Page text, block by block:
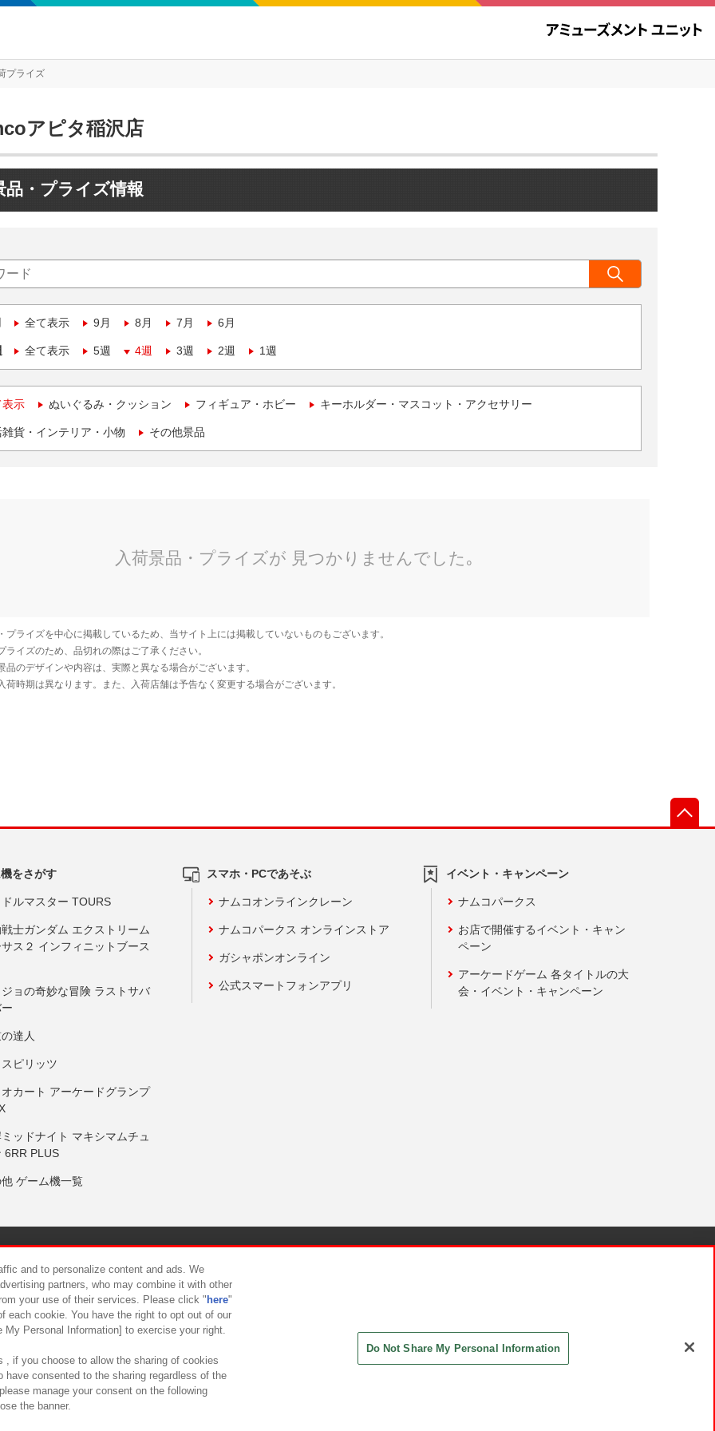
プライズ
アピタ稲沢店
品・プライズ情報
全て表示 9月 8月 7月 6月
全て表示 5週 4週 3週 2週 1週
表示 ぬいぐるみ・クッション フィギュア・ホビー キーホルダー・マスコット・アクセサリー
貨・インテリア・小物 その他景品
をさがす
ルマスター TOURS
士ガンダム エクストリーム
ス２ インフィニットブース
ョの奇妙な冒険 ラストサバ
達人
ピリッツ
カート アーケードグランプ
ッドナイト マキシマムチュ
6RR PLUS
ゲーム機一覧
スマホ・PCであそぶ
ナムコオンラインクレーン
ナムコパークス オンラインストア
ガシャポンオンライン
公式スマートフォンアプリ
イベント・キャンペーン
ナムコパークス
お店で開催するイベント・キャン
ペーン
アーケードゲーム 各タイトルの大
会・イベント・キャンペーン
について カスタマーハラスメント対応方針
and to personalize content and ads. We
partners, who may combine it with other
your use of their services. Please click " here"
each cookie. You have the right to opt out of our
Personal Information] to exercise your right.
, if you choose to allow the sharing of cookies
have consented to the sharing regardless of the
manage your consent on the following
the banner.
Do Not Share My Personal Information